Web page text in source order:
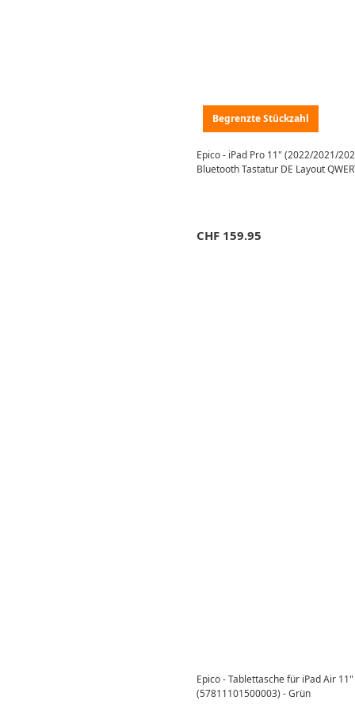
Begrenzte Stückzahl
Epico - iPad Pro 11" (2022/2021/
Bluetooth Tastatur DE Layout
CHF 159.95
Epico - Tablettasche für iPad Air
(57811101500003) - Grün